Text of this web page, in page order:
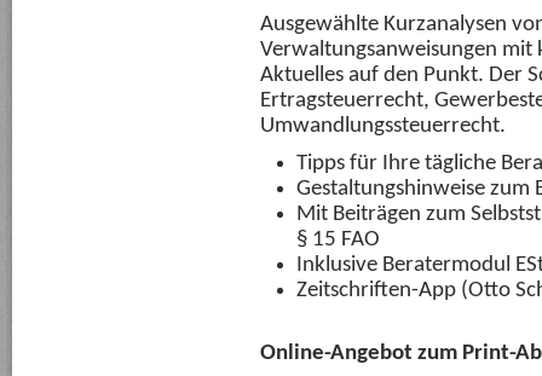
Ausgewählte Kurzanalysen
Verwaltungsanweisungen
Aktuelles auf den Punkt. Der
Ertragsteuerrecht,
Umwandlungssteuerrecht.
Tipps für Ihre tägliche
Gestaltungshinweise zum
Mit Beiträgen zum
§ 15 FAO
Inklusive Beratermodul
Zeitschriften-App (Otto
Online-Angebot zum Print-